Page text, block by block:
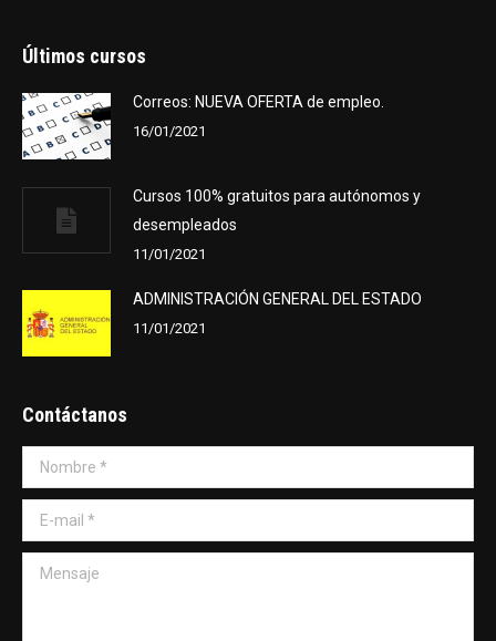
Últimos cursos
Correos: NUEVA OFERTA de empleo.
16/01/2021
Cursos 100% gratuitos para autónomos y
desempleados
11/01/2021
ADMINISTRACIÓN GENERAL DEL ESTADO
11/01/2021
Contáctanos
Nombre *
E-mail *
Mensaje